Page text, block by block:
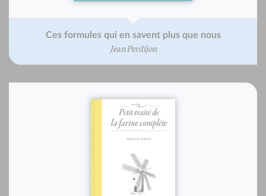
Ces formules qui en savent plus que nous
Jean Perdijon